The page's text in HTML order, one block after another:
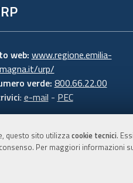
questo sito utilizzacookie tecnici.
Per maggiori informazioni
web: www.regione.emilia-
urp/
verde: 800.66.22.00
: e-mail - PEC